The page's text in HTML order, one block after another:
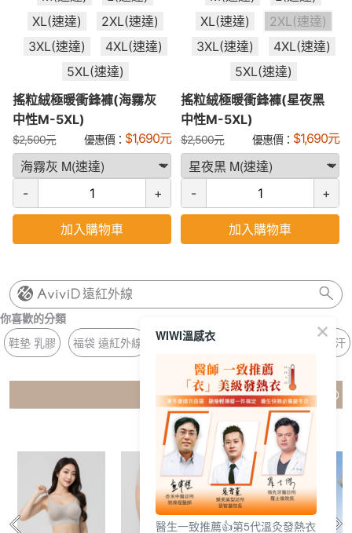
XL(速達)
2XL(速達)
3XL(速達)
4XL(速達)
5XL(速達)
搖粒絨極暖衝鋒褲(海霧灰
中性M-5XL)
$2,500元 優惠價： $1,690元
- +
加入購物車
XL(速達)
2XL(速達)
3XL(速達)
4XL(速達)
5XL(速達)
搖粒絨極暖衝鋒褲(星夜黑
中性M-5XL)
$2,500元 優惠價： $1,690元
- +
加入購物車
遠紅外線
你喜歡的分類
鞋墊 乳膠
福袋 遠紅外線 平口 BRA 涼感 排汗
猜你喜歡
WIWI溫感衣
醫生一致推薦👍第5代溫灸發熱衣